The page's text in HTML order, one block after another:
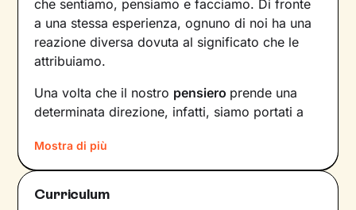
che sentiamo, pensiamo e facciamo. Di fronte
a una stessa esperienza, ognuno di noi ha una
reazione diversa dovuta al significato che le
attribuiamo.
Una volta che il nostro pensiero prende una
determinata direzione, infatti, siamo portati a
modi che possono ostacolare il nostro
benessere.
Per interrompere questo il circolo vizioso e
Mostra di più
Curriculum